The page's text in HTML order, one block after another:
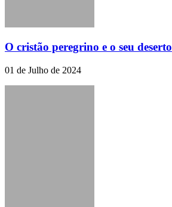
O cristão peregrino e o seu deserto
01 de Julho de 2024